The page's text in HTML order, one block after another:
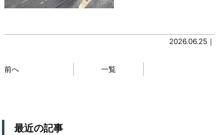
2026.06.25｜
前へ 一覧
最近の記事